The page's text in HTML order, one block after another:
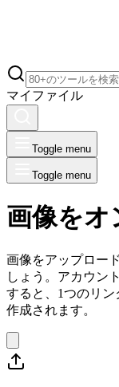
マイファイル
Toggle menu
Toggle menu
画像をオ
画像をアップロー
しょう。アカウン
すると、1つのリ
作成されます。